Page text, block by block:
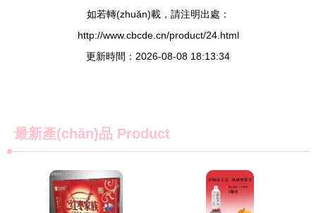
如若轉(zhuǎn)載，請注明出處：
http://www.cbcde.cn/product/24.html
更新時間：2026-08-08 18:13:34
最新產(chǎn)品 Product